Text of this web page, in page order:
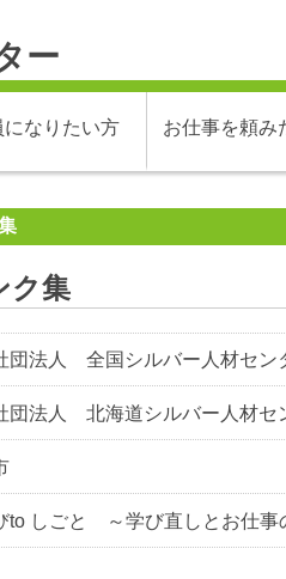
ー
になりたい方 お仕事を頼み
ク集
団法人 全国シルバー人材セン
団法人 北海道シルバー人材セ
to しごと ～学び直しとお仕事